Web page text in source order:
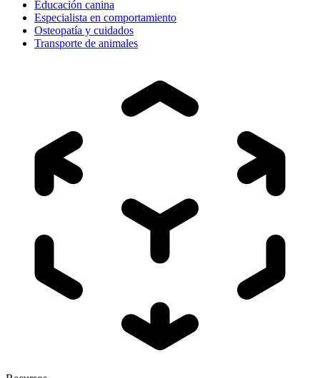
Educación canina
Especialista en comportamiento
Osteopatía y cuidados
Transporte de animales